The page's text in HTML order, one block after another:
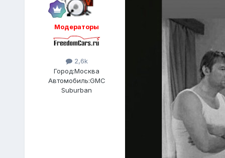
Модераторы
2,6k
Город:Москва
Автомобиль:GMC
Suburban